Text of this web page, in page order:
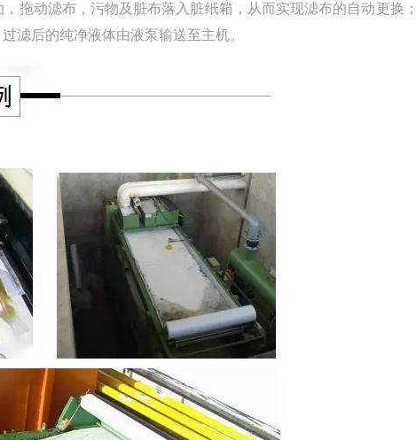
拖动滤布，污物及脏布落入脏纸箱，从而实现滤布的自动更换
滤后的纯净液体由液泵输送至主机。